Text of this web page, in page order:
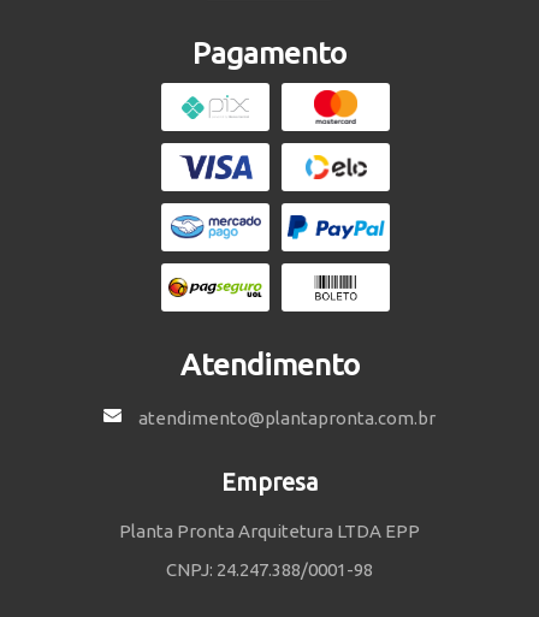
Pagamento
Atendimento
atendimento@plantapronta.com.br
Empresa
Planta Pronta Arquitetura LTDA EPP
CNPJ: 24.247.388/0001-98